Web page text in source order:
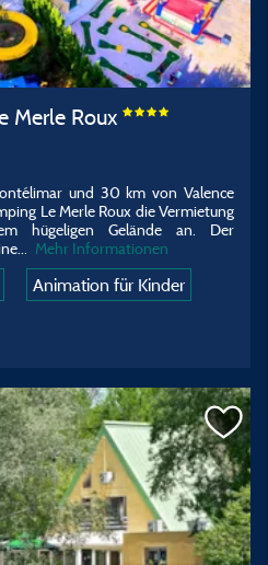
Merle Roux
und 30 km von Valence
Le Merle Roux die Vermietung
hügeligen Gelände an. Der
Mehr Informationen
Animation für Kinder